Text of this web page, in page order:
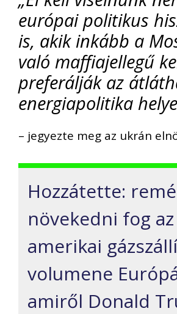
európai politikus
is, akik inkább a
való maffiajellegű
preferálják az
energiapolitika
– jegyezte meg az ukrán
Hozzátette:
növekedni fog az
amerikai
volumene
amiről Donald